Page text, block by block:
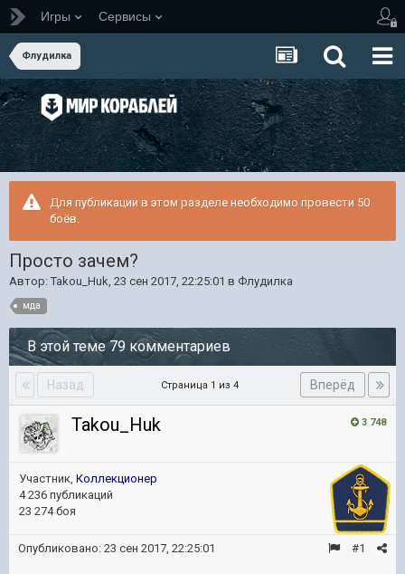
Игры Сервисы
Флудилка
Для публикации в этом разделе необходимо провести 50
боёв.
Просто зачем?
Автор: Takou_Huk, 23 сен 2017, 22:25:01 в Флудилка
мда
В этой теме 79 комментариев
Назад Вперёд
Страница 1 из 4
3 748
Takou_Huk
Участник, Коллекционер
4 236 публикаций
23 274 боя
#1
Опубликовано: 23 сен 2017, 22:25:01